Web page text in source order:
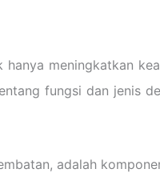
meningkatkan
fungsi dan jenis
adalah